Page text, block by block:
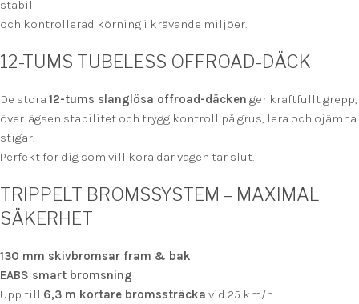
stabil
och kontrollerad körning i krävande miljöer.
12-TUMS TUBELESS OFFROAD-DÄCK
De stora 12-tums slanglösa offroad-däcken ger kraftfullt grepp,
överlägsen stabilitet och trygg kontroll på grus, lera och ojämna
stigar.
Perfekt för dig som vill köra där vägen tar slut.
TRIPPELT BROMSSYSTEM – MAXIMAL
SÄKERHET
130 mm skivbromsar fram & bak
EABS smart bromsning
Upp till 6,3 m kortare bromssträcka vid 25 km/h